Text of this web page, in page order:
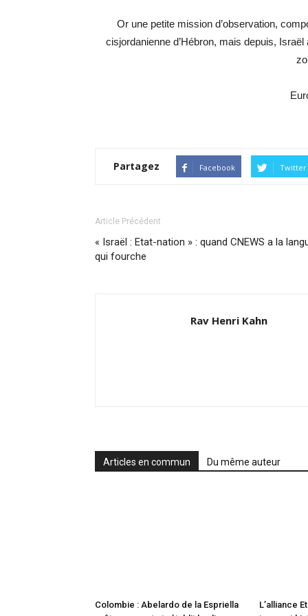
Or une petite mission d’observation,
cisjordanienne d’Hébron, mais depuis,
Partagez Facebook Twitter
Article Précédent
« Israël : Etat-nation » : quand CNEWS a la
qui fourche
Rav Henri Kahn
Articles en commun Du même auteur
Colombie : Abelardo de la Espriella
L’alliance